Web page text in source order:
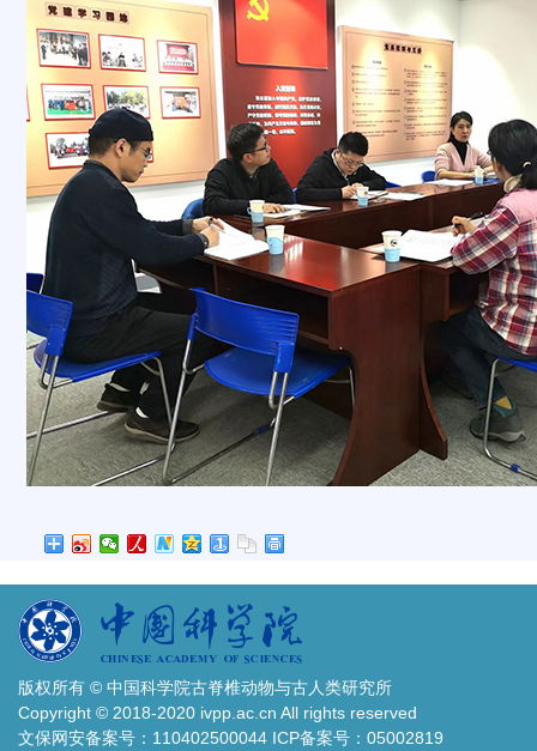
版权所有 © 中国科学院古脊椎动物与古人类研究所
Copyright © 2018-2020 ivpp.ac.cn All rights reserved
文保网安备案号：110402500044 ICP备案号：05002819